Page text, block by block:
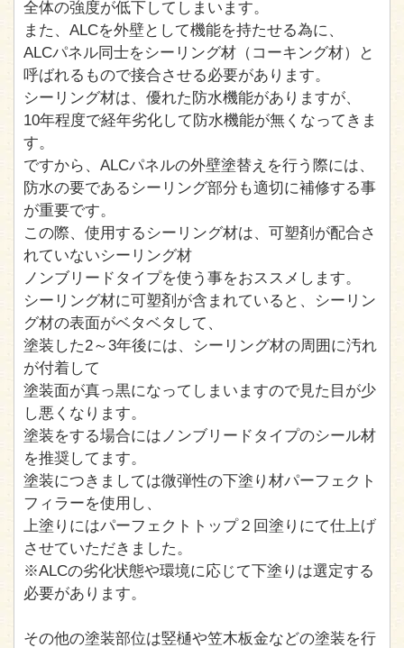
全体の強度が低下してしまいます。
また、ALCを外壁として機能を持たせる為に、
ALCパネル同士をシーリング材（コーキング材）と
呼ばれるもので接合させる必要があります。
シーリング材は、優れた防水機能がありますが、
10年程度で経年劣化して防水機能が無くなってきま
す。
ですから、ALCパネルの外壁塗替えを行う際には、
防水の要であるシーリング部分も適切に補修する事
が重要です。
この際、使用するシーリング材は、可塑剤が配合さ
れていないシーリング材
ノンブリードタイプを使う事をおススメします。
シーリング材に可塑剤が含まれていると、シーリン
グ材の表面がベタベタして、
塗装した2～3年後には、シーリング材の周囲に汚れ
が付着して
塗装面が真っ黒になってしまいますので見た目が少
し悪くなります。
塗装をする場合にはノンブリードタイプのシール材
を推奨してます。
塗装につきましては微弾性の下塗り材パーフェクト
フィラーを使用し、
上塗りにはパーフェクトトップ２回塗りにて仕上げ
させていただきました。
※ALCの劣化状態や環境に応じて下塗りは選定する
必要があります。
その他の塗装部位は竪樋や笠木板金などの塗装を行